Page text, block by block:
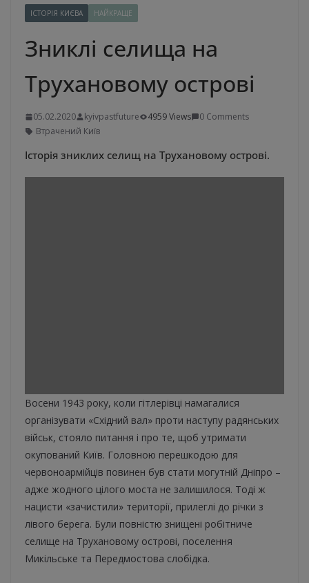
ІСТОРІЯ КИЄВА НАЙКРАЩЕ
Зниклі селища на
Трухановому острові
05.02.2020 kyivpastfuture 4959 Views
0 Comments
Втрачений Київ
Історія зниклих селищ на Трухановому острові.
Восени 1943 року, коли гітлерівці намагалися
організувати «Східний вал» проти наступу радянських
військ, стояло питання і про те, щоб утримати
окупований Київ. Головною перешкодою для
червоноармійців повинен був стати могутній Дніпро –
адже жодного цілого моста не залишилося. Тоді ж
нацисти «зачистили» території, прилеглі до річки з
лівого берега. Були повністю знищені робітниче
селище на Трухановому острові, поселення
Микільське та Передмостова слобідка.